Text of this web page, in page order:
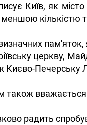
Київ, як
кількістю
пам'яток,
церкву,
Києво-Печерську
також вважається
радить